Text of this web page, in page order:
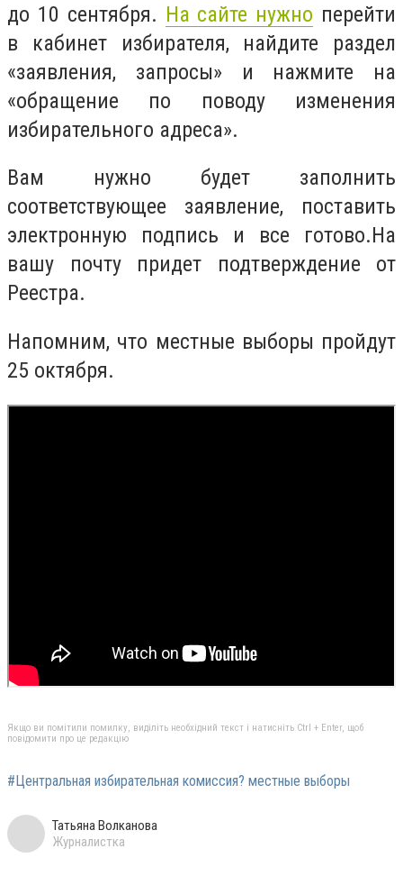
до 10 сентября. На сайте нужно перейти
в кабинет избирателя, найдите раздел
«заявления, запросы» и нажмите на
«обращение по поводу изменения
избирательного адреса».
Вам нужно будет заполнить
соответствующее заявление, поставить
электронную подпись и все готово.На
вашу почту придет подтверждение от
Реестра.
Напомним, что местные выборы пройдут
25 октября.
Якщо ви помітили помилку, виділіть необхідний текст і натисніть Ctrl + Enter, щоб
повідомити про це редакцію
#Центральная избирательная комиссия? местные выборы
Татьяна Волканова
Журналистка